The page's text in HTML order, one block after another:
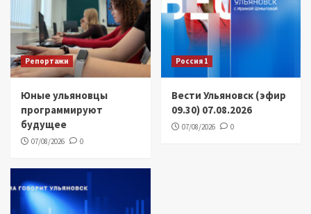
Репортажи
Юные ульяновцы
программируют
будущее
07/08/2026 0
Россия 1
Вести Ульяновск (эфир
09.30) 07.08.2026
07/08/2026 0